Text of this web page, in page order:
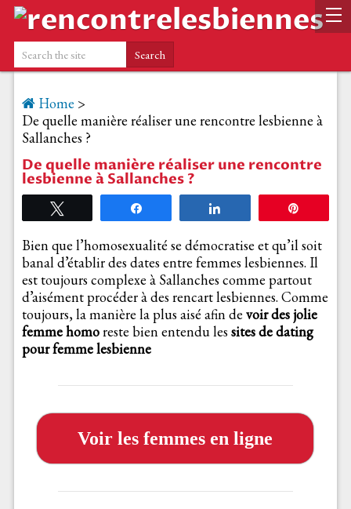
Home >
De quelle manière réaliser une rencontre lesbienne à
Sallanches ?
De quelle manière réaliser une rencontre
lesbienne à Sallanches ?
Bien que l’homosexualité se démocratise et qu’il soit
banal d’établir des dates entre femmes lesbiennes. Il
est toujours complexe à Sallanches comme partout
d’aisément procéder à des rencart lesbiennes. Comme
toujours, la manière la plus aisé afin de voir des jolie
femme homoreste bien entendu les sites de dating
pour femme lesbienne
Voir les femmes en ligne